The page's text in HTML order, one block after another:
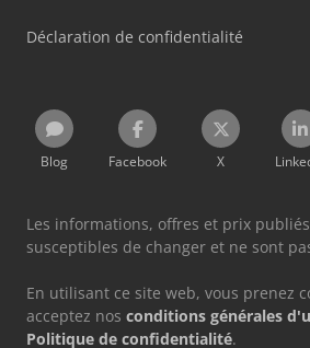
Déclaration de confidentialité
Blog Facebook X
Les informations, offres et prix
susceptibles de changer et ne sont
En utilisant ce site web, vous prenez
acceptez nos conditions générales
Politique de confidentialité.